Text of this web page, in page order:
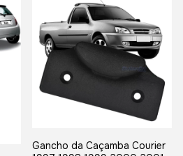
Gancho da Caçamba Courier